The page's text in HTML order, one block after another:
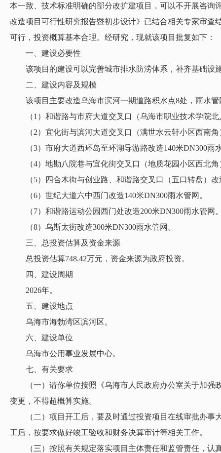
本一致、技术标准明确的部分改扩建项目，可以不开展咨询
改造项目可行性研究报告暨初步设计》已结合相关专家审
可行，投资概算基本合理。经研究，现就该项目批复如下：
一、建设必要性
该项目的建设可以完善城市排水防涝体系，补齐基础设
二、建设内容及规模
该项目主要改造乌海市滨河一期道路积水点8处，雨水管
（1）和谐路与市府大道交叉口（乌海市职业技术学院北
（2）宜化街与滨河大道交叉口（满世水云轩小区西南角
（3）市府大道西环岛至环湖导游路改造140米DN300雨
（4）地勘八院巷与宜化街交叉口（地质花园小区西北角
（5）四合木街与创业路、和谐路交叉口（五口转盘）改
（6）世纪大道六中西门改造140米DN300雨水管网。
（7）和谐路运动公园西门处改造200米DN300雨水管网
（8）乌斯太街改造300米DN300雨水管网。
三、总投资估算及资金来源
总投资估算748.42万元，资金来源为政府投资。
四、建设周期
2026年。
五、建设地点
乌海市海勃湾区滨河区。
六、建设单位
乌海市公用事业发展中心。
七、有关要求
（一）请你单位按照《乌海市人民政府办公室关于加强
变更，不得超概算实施。
（二）项目开工后，要及时通过投资项目在线审批办事
工后，按要求做好竣工验收和财务决算审计等相关工作。
（三）按照有关规定落实项目主体责任和监管责任，认